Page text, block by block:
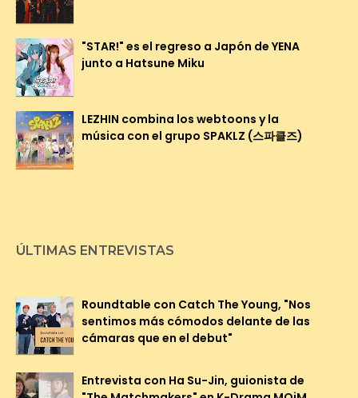
"STAR!" es el regreso a Japón de YENA
junto a Hatsune Miku
LEZHIN combina los webtoons y la
música con el grupo SPAKLZ (스파클즈)
ÚLTIMAS ENTREVISTAS
Roundtable con Catch The Young, "Nos
sentimos más cómodos delante de las
cámaras que en el debut"
Entrevista con Ha Su-Jin, guionista de